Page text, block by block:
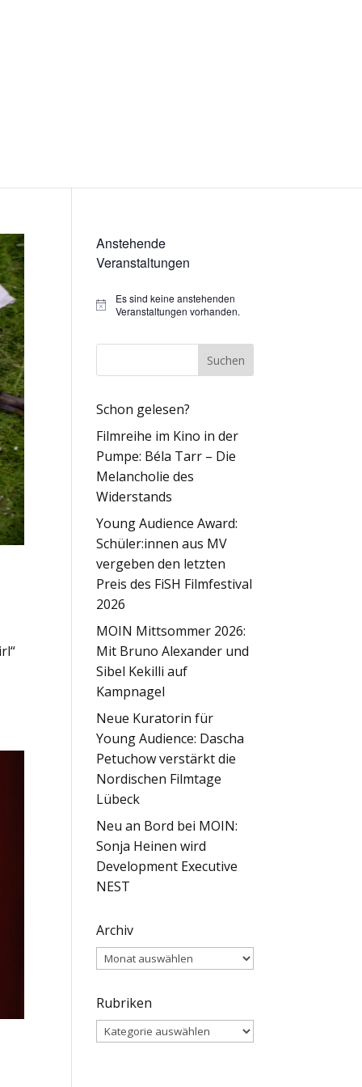
Anstehende
Veranstaltungen
Hinweis
Es sind keine anstehenden
Veranstaltungen vorhanden.
Schon gelesen?
Filmreihe im Kino in der
Pumpe: Béla Tarr – Die
Melancholie des
Widerstands
Young Audience Award:
Schüler:innen aus MV
vergeben den letzten
Preis des FiSH Filmfestival
2026
MOIN Mittsommer 2026:
Mit Bruno Alexander und
Sibel Kekilli auf
Kampnagel
Neue Kuratorin für
Young Audience: Dascha
Petuchow verstärkt die
Nordischen Filmtage
Lübeck
Neu an Bord bei MOIN:
Sonja Heinen wird
Development Executive
NEST
Archiv
Archiv
Rubriken
Rubriken